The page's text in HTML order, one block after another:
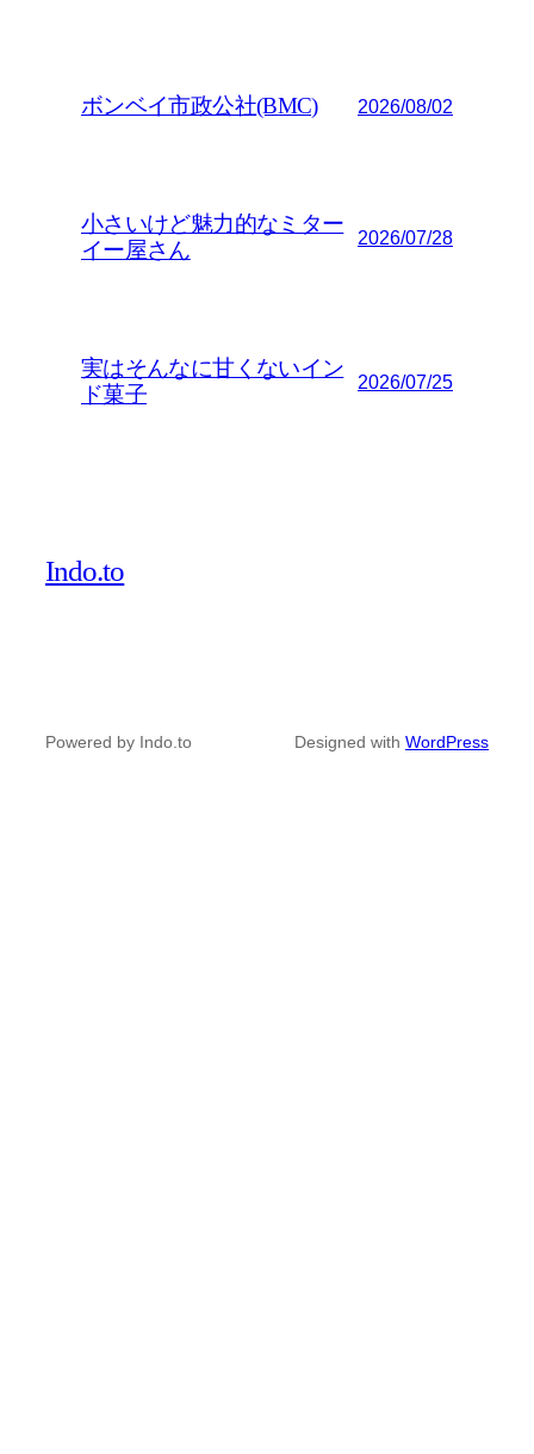
ボンベイ市政公社(BMC) 2026/08/02
小さいけど魅力的なミター
イー屋さん
2026/07/28
実はそんなに甘くないイン
ド菓子
2026/07/25
Indo.to
Powered by Indo.to Designed with WordPress